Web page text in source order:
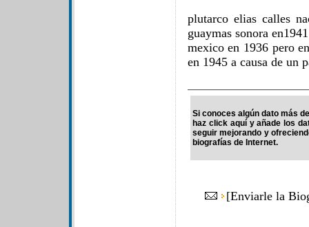
plutarco elias calles
guaymas sonora
mexico en 1936 pero
en 1945 a causa de un
Si conoces algún dato más
haz click aquí y añade los
seguir mejorando y
biografías de Internet.
[Enviarle la